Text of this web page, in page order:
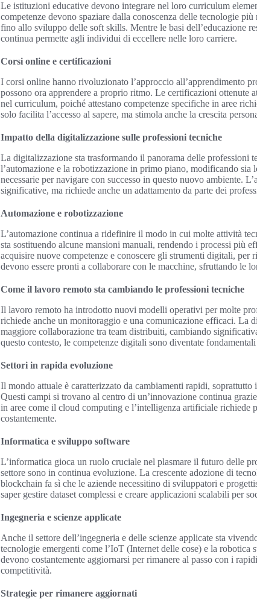
Le istituzioni educative devono integrare nel loro curriculum
competenze devono spaziare dalla conoscenza delle tecnologie
fino allo sviluppo delle soft skills. Mentre le basi dell’educazione
continua permette agli individui di eccellere nelle loro carriere.
Corsi online e certificazioni
I corsi online hanno rivoluzionato l’approccio all’apprendimento
possono ora apprendere a proprio ritmo. Le certificazioni ottenute
nel curriculum, poiché attestano competenze specifiche in aree
solo facilita l’accesso al sapere, ma stimola anche la crescita
Impatto della digitalizzazione sulle professioni tecniche
La digitalizzazione sta trasformando il panorama delle professioni
l’automazione e la robotizzazione in primo piano, modificando sia
necessarie per navigare con successo in questo nuovo ambiente.
significative, ma richiede anche un adattamento da parte dei
Automazione e robotizzazione
L’automazione continua a ridefinire il modo in cui molte attività
sta sostituendo alcune mansioni manuali, rendendo i processi più
acquisire nuove competenze e conoscere gli strumenti digitali,
devono essere pronti a collaborare con le macchine, sfruttando le
Come il lavoro remoto sta cambiando le professioni tecniche
Il lavoro remoto ha introdotto nuovi modelli operativi per molte
richiede anche un monitoraggio e una comunicazione efficaci. La
maggiore collaborazione tra team distribuiti, cambiando
questo contesto, le competenze digitali sono diventate
Settori in rapida evoluzione
Il mondo attuale è caratterizzato da cambiamenti rapidi,
Questi campi si trovano al centro di un’innovazione continua
in aree come il cloud computing e l’intelligenza artificiale richiede
costantemente.
Informatica e sviluppo software
L’informatica gioca un ruolo cruciale nel plasmare il futuro delle
settore sono in continua evoluzione. La crescente adozione di
blockchain fa sì che le aziende necessitino di sviluppatori e
saper gestire dataset complessi e creare applicazioni scalabili per
Ingegneria e scienze applicate
Anche il settore dell’ingegneria e delle scienze applicate sta
tecnologie emergenti come l’IoT (Internet delle cose) e la robotica
devono costantemente aggiornarsi per rimanere al passo con i
competitività.
Strategie per rimanere aggiornati